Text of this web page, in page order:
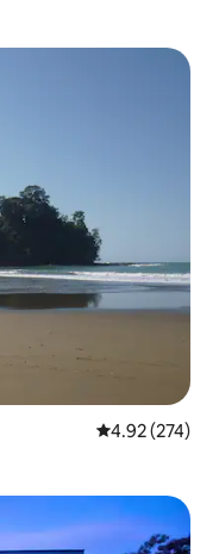
Calificación
4.92 (274)